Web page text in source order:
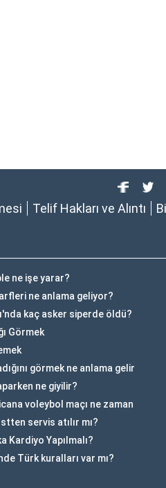
Telif Hakları ve Alıntı
ne işe yarar?
ne anlama geliyor?
kaç asker siperde öldü?
Görmek
görmek ne anlama gelir
ne giyilir?
voleybol maçı ne zaman
servis atılır mı?
Kardiyo Yapılmalı?
Türk kuralları var mı?